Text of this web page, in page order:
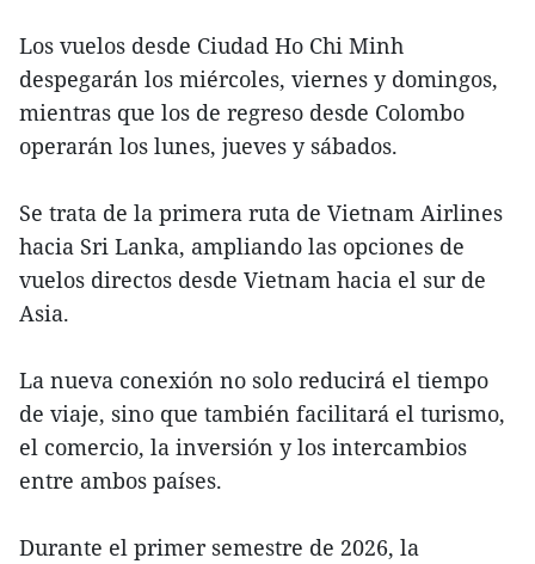
Los vuelos desde Ciudad Ho Chi Minh
despegarán los miércoles, viernes y domingos,
mientras que los de regreso desde Colombo
operarán los lunes, jueves y sábados.
Se trata de la primera ruta de Vietnam Airlines
hacia Sri Lanka, ampliando las opciones de
vuelos directos desde Vietnam hacia el sur de
Asia.
La nueva conexión no solo reducirá el tiempo
de viaje, sino que también facilitará el turismo,
el comercio, la inversión y los intercambios
entre ambos países.
Durante el primer semestre de 2026, la